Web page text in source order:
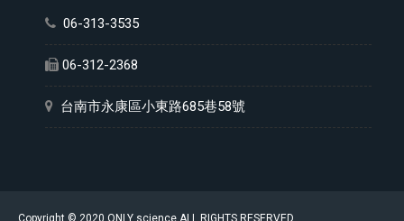
06-313-3535
06-312-2368
台南市永康區小東路685巷58號
Copyright © 2020 ONLY science.ALL RIGHTS RESERVED.